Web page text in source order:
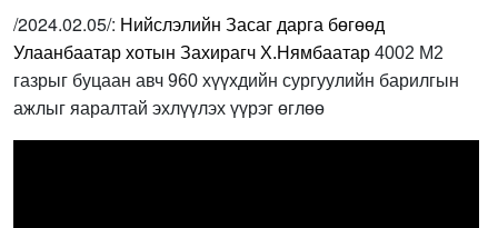
/2024.02.05/: Нийслэлийн Засаг дарга бөгөөд
Улаанбаатар хотын Захирагч Х.Нямбаатар 4002 М2
газрыг буцаан авч 960 хүүхдийн сургуулийн барилгын
ажлыг яаралтай эхлүүлэх үүрэг өглөө